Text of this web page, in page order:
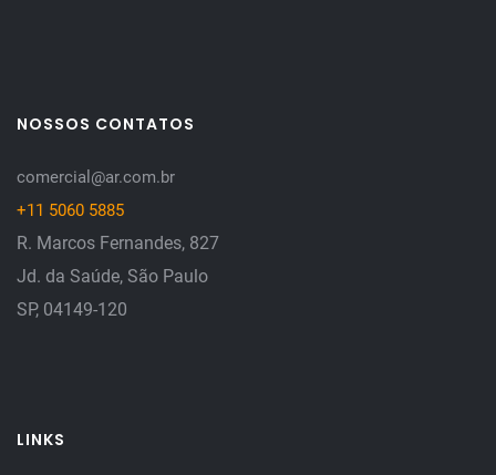
NOSSOS CONTATOS
comercial@ar.com.br
+11 5060 5885
R. Marcos Fernandes, 827
Jd. da Saúde, São Paulo
SP, 04149-120
LINKS